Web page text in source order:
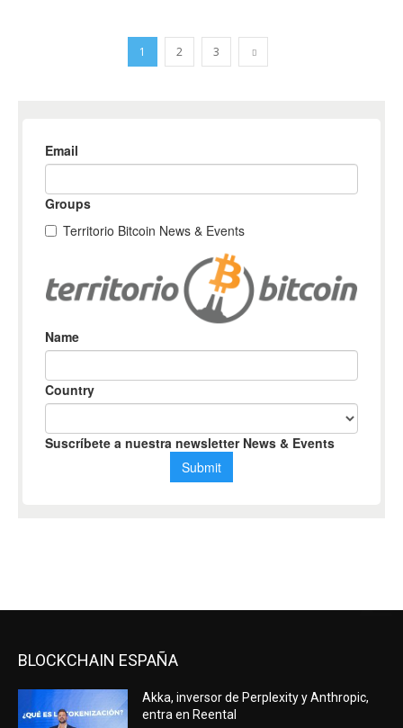
1 2 3
BLOCKCHAIN ESPAÑA
Akka, inversor de Perplexity y Anthropic,
entra en Reental